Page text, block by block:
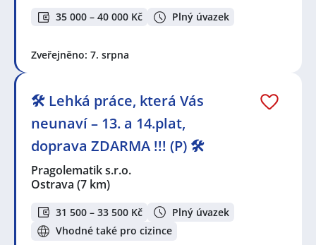
35 000 – 40 000 Kč Plný úvazek
Zveřejněno: 7. srpna
🛠️ Lehká práce, která Vás
neunaví – 13. a 14.plat,
doprava ZDARMA !!! (P) 🛠️
Pragolematik s.r.o.
Ostrava (7 km)
31 500 – 33 500 Kč
Plný úvazek
Vhodné také pro cizince